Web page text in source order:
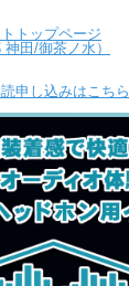
トップページ
田/御茶ノ水）
申し込みはこちら